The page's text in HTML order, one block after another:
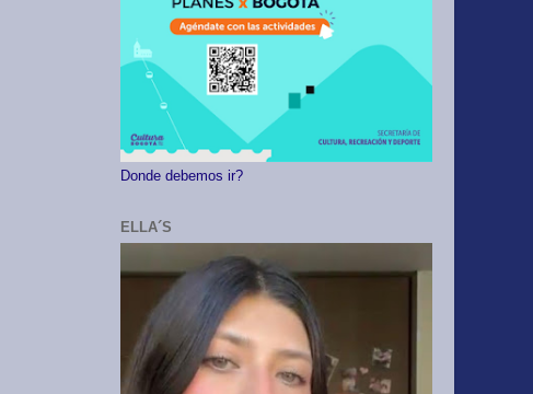
Donde debemos ir?
ELLA´S